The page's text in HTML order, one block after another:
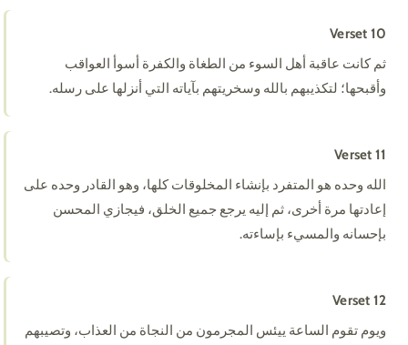
Verset 10
ثم كانت عاقبة أهل السوء من الطغاة والكفرة أسوأ العواقب
وأقبحها؛ لتكذيبهم بالله وسخريتهم بآياته التي أنزلها على رسله.
Verset 11
الله وحده هو المتفرد بإنشاء المخلوقات كلها، وهو القادر وحده على
إعادتها مرة أخرى، ثم إليه يرجع جميع الخلق، فيجازي المحسن
بإحسانه والمسيء بإساءته.
Verset 12
ويوم تقوم الساعة ييئس المجرمون من النجاة من العذاب، وتصيبهم